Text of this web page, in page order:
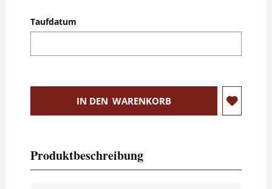
Taufdatum
IN DEN WARENKORB
Produktbeschreibung